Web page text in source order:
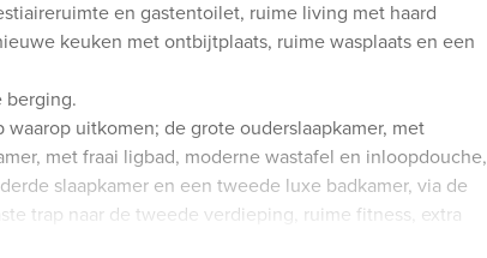
en gastentoilet, ruime living met haard
keuken met ontbijtplaats, ruime wasplaats en een
berging.
uitkomen; de grote ouderslaapkamer, met
met fraai ligbad, moderne wastafel en inloopdouche,
slaapkamer en een tweede luxe badkamer, via de
trap naar de tweede verdieping, ruime fitness, extra